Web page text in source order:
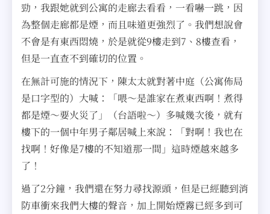
勁，我跟她就到公寓的走廊去看看，一看嚇一跳，因
為整個走廊都是煙，而且味道更強烈了。我們想說會
不會是有東西悶燒，於是就從9樓走到7、8樓查看，
但是一直查不到確切的位置。
在無計可施的情況下，陳太太就對著中庭（公寓佈局
是口字型的）大喊：「喂～是誰家在煮東西啊！煮得
都是煙～要火災了」（台語啦～）多喊幾次後，就有
樓下的一個中年男子鄰居喊上來說：「對啊！我也在
找啊！好像是7樓的不知道那一間」這時煙越來越多
了！
過了2分鐘，我們還在努力尋找源頭，但是已經聽到消
防車衝來我們大樓的聲音，加上開始煙霧已經多到可